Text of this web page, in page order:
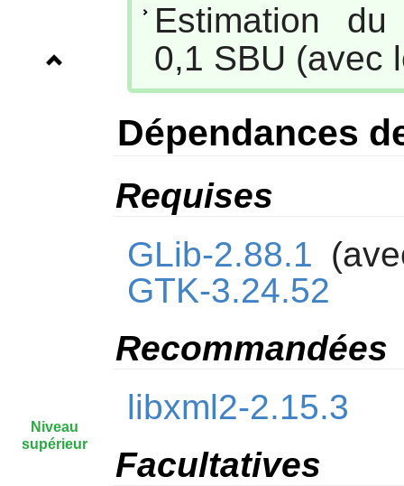
Estimation
0,1 SBU (avec
Dépendances
Requises
GLib-2.88.1
GTK-3.24.52
Recommandées
libxml2-2.15.3
Facultatives
Niveau
supérieur